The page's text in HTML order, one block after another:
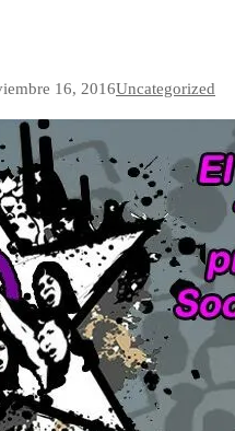
16, 2016Uncategorized